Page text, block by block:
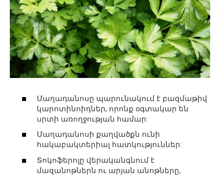
Մաղադանոսը պարունակում է բազմաթիվ
կարոտինոիդներ, որոնք օգտակար են
սրտի առողջության համար:
Մաղադանոսի քաղվածքն ունի
հակաբակտերիալ հատկություններ:
Տոկոֆերոլը վերականգնում է
մազանոթներն ու արյան անոթները,